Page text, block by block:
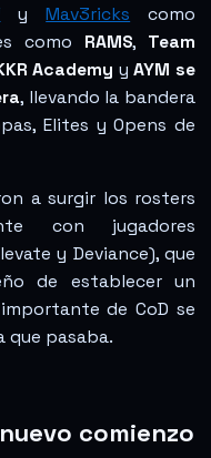
yMav3ricks como
como RAMS, Team
Academy yAYM se
, llevando la bandera
Elites y Opens de
a surgir los rosters
con jugadores
y Deviance), que
de establecer un
de CoD se
que pasaba.
comienzo